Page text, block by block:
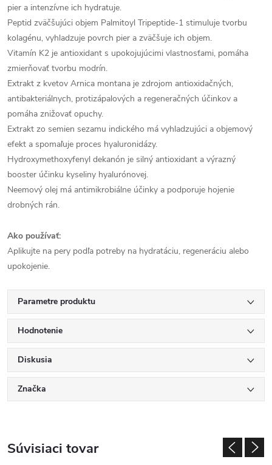
pier a intenzívne ich hydratuje.
Peptid zväčšujúci objem Palmitoyl Tripeptide-1 stimuluje tvorbu
kolagénu, vyhladzuje povrch pier a zväčšuje ich objem.
Vitamín K2 je antioxidant s upokojujúcimi vlastnosťami, pomáha
zmierňovať tvorbu modrín.
Extrakt z kvetov Arnica montana je zdrojom antioxidačných,
antibakteriálnych, protizápalových a regeneračných účinkov a
pomáha znižovať opuchy.
Extrakt zo semien sezamu indického má vyhladzujúci a objemový
efekt a spomaľuje proces hyaluronidázy.
Hydroxymethoxyfenyl dekanón je silný antioxidant a výrazný
booster účinku kyseliny hyalurónovej.
Neemový olej má antimikrobiálne účinky a podporuje hojenie
drobných rán.
Ako používať:
Aplikujte na pery podľa potreby na hydratáciu, regeneráciu alebo
upokojenie.
Parametre produktu
Hodnotenie
Diskusia
Značka
Súvisiaci tovar